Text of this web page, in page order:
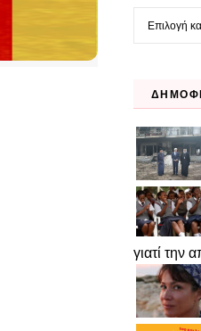
Kατηγορίες
γιατί την